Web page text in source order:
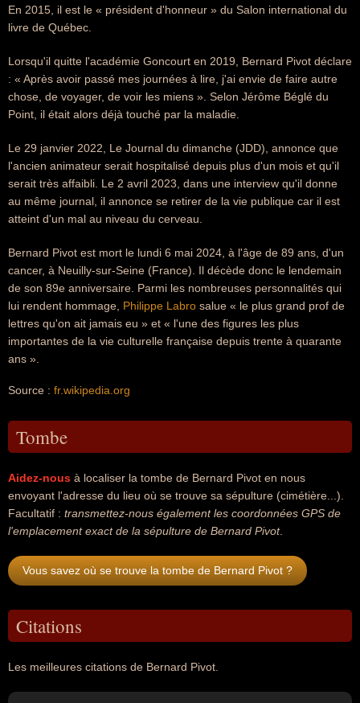
En 2015, il est le « président d'honneur » du Salon international du
livre de Québec.
Lorsqu'il quitte l'académie Goncourt en 2019, Bernard Pivot déclare
: « Après avoir passé mes journées à lire, j'ai envie de faire autre
chose, de voyager, de voir les miens ». Selon Jérôme Béglé du
Point, il était alors déjà touché par la maladie.
Le 29 janvier 2022, Le Journal du dimanche (JDD), annonce que
l'ancien animateur serait hospitalisé depuis plus d'un mois et qu'il
serait très affaibli. Le 2 avril 2023, dans une interview qu'il donne
au même journal, il annonce se retirer de la vie publique car il est
atteint d'un mal au niveau du cerveau.
Bernard Pivot est mort le lundi 6 mai 2024, à l'âge de 89 ans, d'un
cancer, à Neuilly-sur-Seine (France). Il décède donc le lendemain
de son 89e anniversaire. Parmi les nombreuses personnalités qui
lui rendent hommage, Philippe Labro salue « le plus grand prof de
lettres qu'on ait jamais eu » et « l'une des figures les plus
importantes de la vie culturelle française depuis trente à quarante
ans ».
Source : fr.wikipedia.org
Tombe
Aidez-nous à localiser la tombe de Bernard Pivot en nous
envoyant l'adresse du lieu où se trouve sa sépulture (cimétière...).
Facultatif : transmettez-nous également les coordonnées GPS de
l'emplacement exact de la sépulture de Bernard Pivot.
Vous savez où se trouve la tombe de Bernard Pivot ?
Citations
Les meilleures citations de Bernard Pivot.